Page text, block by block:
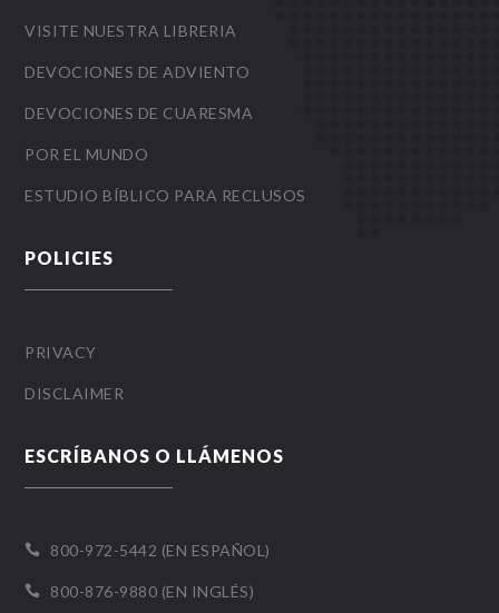
VISITE NUESTRA LIBRERIA
DEVOCIONES DE ADVIENTO
DEVOCIONES DE CUARESMA
POR EL MUNDO
ESTUDIO BÍBLICO PARA RECLUSOS
POLICIES
PRIVACY
DISCLAIMER
ESCRÍBANOS O LLÁMENOS
 800-972-5442 (EN ESPAÑOL)
 800-876-9880 (EN INGLÉS)